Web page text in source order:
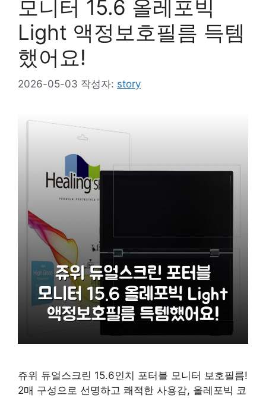
모니터 15.6 올레포빅
Light 액정보호필름 득템
했어요!
2026-05-03 작성자: story
쥬위 듀얼스크린 15.6인치 포터블 모니터 보호필름!
2매 구성으로 선명하고 쾌적한 사용감, 올레포빅 코